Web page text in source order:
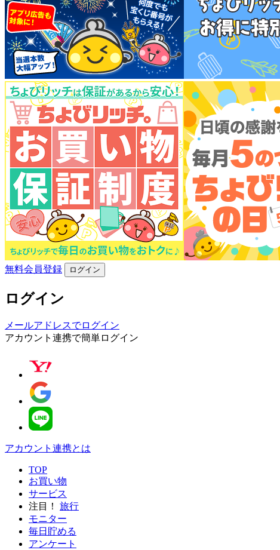
無料会員登録 ログイン
ログイン
メールアドレスでログイン
アカウント連携で簡単ログイン
アカウント連携とは
TOP
お買い物
サービス
注目！
旅行
モニター
毎日貯める
アンケート